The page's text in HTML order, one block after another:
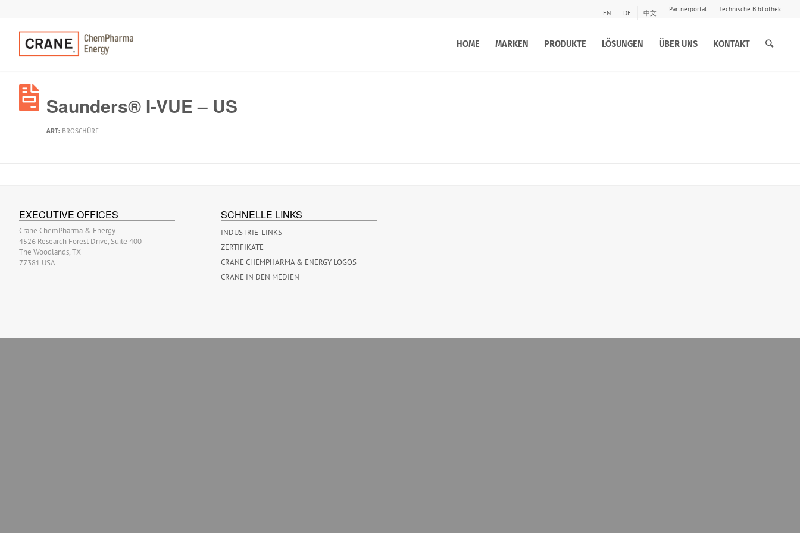
EN DE 中文 Partnerportal Technische Bibliothek
HOME MARKEN PRODUKTE LÖSUNGEN ÜBER UNS KONTAKT
Saunders® I-VUE – US
ART: BROSCHÜRE
EXECUTIVE OFFICES
Crane ChemPharma & Energy
4526 Research Forest Drive, Suite 400
The Woodlands, TX
77381 USA
SCHNELLE LINKS
INDUSTRIE-LINKS
ZERTIFIKATE
CRANE CHEMPHARMA & ENERGY LOGOS
CRANE IN DEN MEDIEN